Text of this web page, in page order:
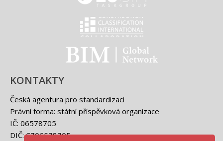
KONTAKTY
Česká agentura pro standardizaci
Právní forma: státní příspěvková organizace
IČ: 06578705
DIČ: CZ06578705
Classification international -
BIM - logo